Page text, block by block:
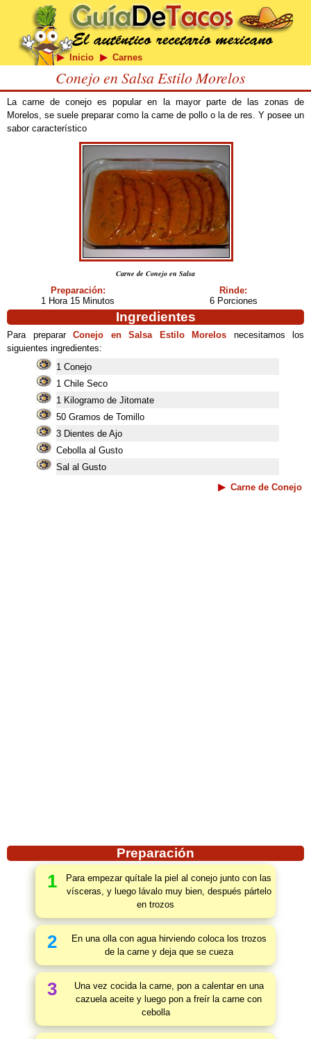
Inicio Carnes
Conejo en Salsa Estilo Morelos
La carne de conejo es popular en la mayor parte de las zonas de
Morelos, se suele preparar como la carne de pollo o la de res. Y posee un
sabor característico
Carne de Conejo en Salsa
Preparación:
1 Hora 15 Minutos
Rinde:
6 Porciones
Ingredientes
Para preparar Conejo en Salsa Estilo Morelos necesitamos los
siguientes ingredientes:
1 Conejo
1 Chile Seco
1 Kilogramo de Jitomate
50 Gramos de Tomillo
3 Dientes de Ajo
Cebolla al Gusto
Sal al Gusto
Carne de Conejo
Preparación
1
Para empezar quítale la piel al conejo junto con las
vísceras, y luego lávalo muy bien, después pártelo
en trozos
2
En una olla con agua hirviendo coloca los trozos
de la carne y deja que se cueza
3
Una vez cocida la carne, pon a calentar en una
cazuela aceite y luego pon a freír la carne con
cebolla